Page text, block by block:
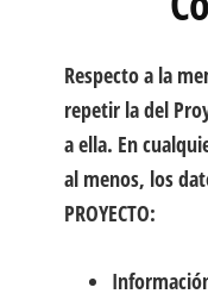
Respecto a la
repetir la del
a ella. En
al menos, los
PROYECTO: